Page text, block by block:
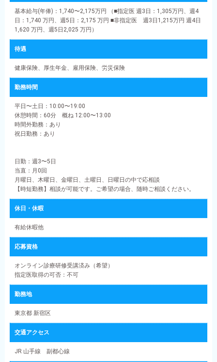
基本給与(年俸)：1,740〜2,175万円 （■指定医 週3日：1,305万円、週4
日：1,740 万円、週5日：2,175 万円 ■非指定医 週3日1,215万円 週4日
1,620 万円、週5日2,025 万円）
待遇
健康保険、厚生年金、雇用保険、労災保険
勤務時間
平日〜土日：10:00〜19:00
休憩時間：60分 概ね 12:00〜13:00
時間外勤務：あり
祝日勤務：あり
日勤：週3〜5日
当直：月0回
月曜日、木曜日、金曜日、土曜日、日曜日の中で応相談
【時短勤務】相談が可能です。ご希望の場合、随時ご相談ください。
休日・休暇
有給休暇他
応募資格
オンライン診療研修受講済み（希望）
指定医取得の可否：不可
勤務地
東京都 新宿区
交通アクセス
JR 山手線 副都心線